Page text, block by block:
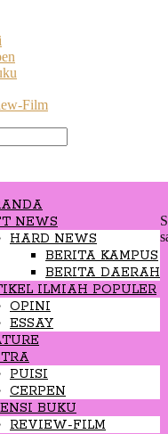
Film
NEWS
HARD NEWS
BERITA KAMPUS
BERITA DAERAH
ILMIAH POPULER
OPINI
ESSAY
PUISI
CERPEN
BUKU
REVIEW-FILM